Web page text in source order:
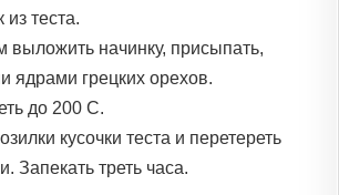
из теста.
выложить начинку, присыпать,
ядрами грецких орехов.
до 200 С.
кусочки теста и перетереть
Запекать треть часа.